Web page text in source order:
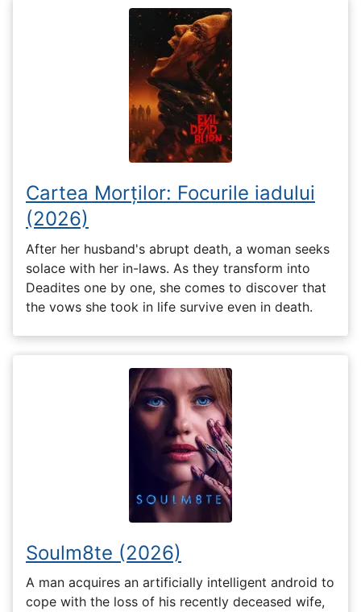
Cartea Morților: Focurile iadului
(2026)
After her husband's abrupt death, a woman seeks
solace with her in-laws. As they transform into
Deadites one by one, she comes to discover that
the vows she took in life survive even in death.
Soulm8te (2026)
A man acquires an artificially intelligent android to
cope with the loss of his recently deceased wife,